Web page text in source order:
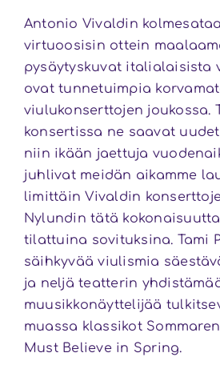
Antonio Vivaldin
virtuoosisin ottein
pysäytyskuvat italialaisista
ovat tunnetuimpia
viulukonserttojen joukossa.
konsertissa ne saavat
niin ikään jaettuja
juhlivat meidän aikamme
limittäin Vivaldin
Nylundin tätä
tilattuina sovituksina. Tami
säihkyvää viulismia
ja neljä teatterin
muusikkonäyttelijää
muassa klassikot
Must Believe in Spring.